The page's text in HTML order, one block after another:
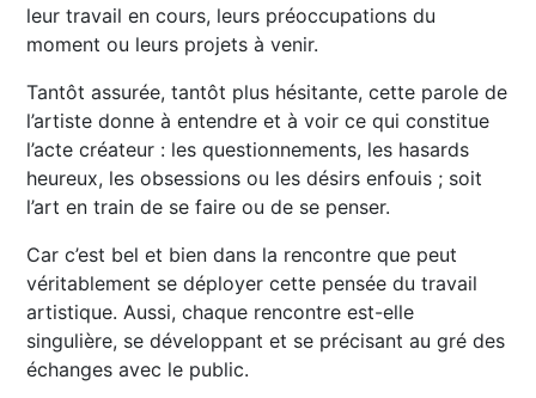
leur travail en cours, leurs préoccupations du
moment ou leurs projets à venir.
Tantôt assurée, tantôt plus hésitante, cette parole de
l’artiste donne à entendre et à voir ce qui constitue
l’acte créateur : les questionnements, les hasards
heureux, les obsessions ou les désirs enfouis ; soit
l’art en train de se faire ou de se penser.
Car c’est bel et bien dans la rencontre que peut
véritablement se déployer cette pensée du travail
artistique. Aussi, chaque rencontre est-elle
singulière, se développant et se précisant au gré des
échanges avec le public.